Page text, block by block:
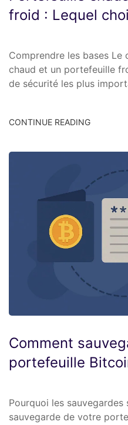
froid : Lequel
Comprendre les bases
chaud et un portefeuille
de sécurité les plus
CONTINUE READING
Comment
portefeuille
Pourquoi les
sauvegarde de votre